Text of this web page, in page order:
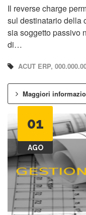
Il reverse charge
sul destinatario della
sia soggetto passivo
di…
ACUT ERP,
Maggiori
01
AGO